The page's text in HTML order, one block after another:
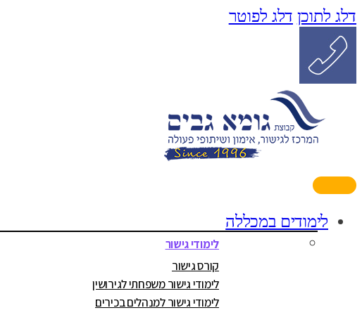
דלג לתוכן דלג לפוטר
לימודים במכללה
לימודי גישור
קורס גישור
לימודי גישור משפחתי לגירושין
לימודי גישור למנהלים בכירים